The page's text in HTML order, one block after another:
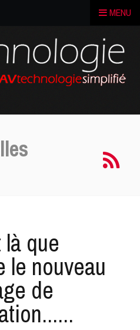
MENU
que
le nouveau
de